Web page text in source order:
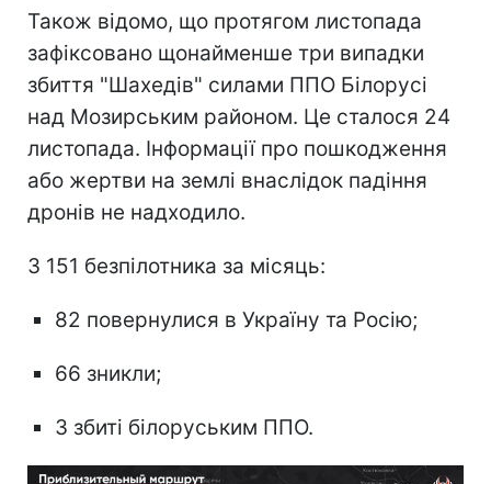
Також відомо, що протягом листопада
зафіксовано щонайменше три випадки
збиття "Шахедів" силами ППО Білорусі
над Мозирським районом. Це сталося 24
листопада. Інформації про пошкодження
або жертви на землі внаслідок падіння
дронів не надходило.
З 151 безпілотника за місяць:
82 повернулися в Україну та Росію;
66 зникли;
3 збиті білоруським ППО.